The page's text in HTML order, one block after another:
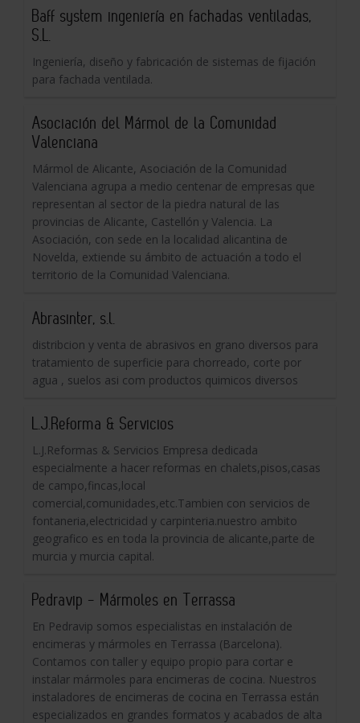
Baff system ingeniería en fachadas ventiladas,
S.L.
Ingeniería, diseño y fabricación de sistemas de fijación
para fachada ventilada.
Asociación del Mármol de la Comunidad
Valenciana
Mármol de Alicante, Asociación de la Comunidad
Valenciana agrupa a medio centenar de empresas que
representan al sector de la piedra natural de las
provincias de Alicante, Castellón y Valencia. La
Asociación, con sede en la localidad alicantina de
Novelda, extiende su ámbito de actuación a todo el
territorio de la Comunidad Valenciana.
Abrasinter, s.l.
distribcion y venta de abrasivos en grano diversos para
tratamiento de superficie para chorreado, corte por
agua , suelos asi com productos quimicos diversos
L.J.Reforma & Servicios
L.J.Reformas & Servicios Empresa dedicada
especialmente a hacer reformas en chalets,pisos,casas
de campo,fincas,local
comercial,comunidades,etc.Tambien con servicios de
fontaneria,electricidad y carpinteria.nuestro ambito
geografico es en toda la provincia de alicante,parte de
murcia y murcia capital.
Pedravip - Mármoles en Terrassa
En Pedravip somos especialistas en instalación de
encimeras y mármoles en Terrassa (Barcelona).
Contamos con taller y equipo propio para cortar e
instalar mármoles para encimeras de cocina. Nuestros
instaladores de encimeras de cocina en Terrassa están
especializados en grandes formatos y acabados de alta